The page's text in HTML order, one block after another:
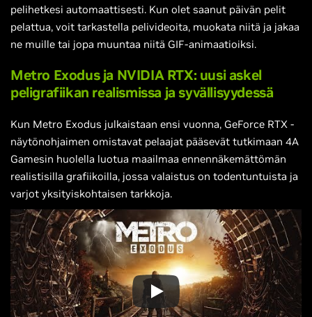
pelihetkesi automaattisesti. Kun olet saanut päivän pelit
pelattua, voit tarkastella pelivideoita, muokata niitä ja jakaa
ne muille tai jopa muuntaa niitä GIF-animaatioiksi.
Metro Exodus ja NVIDIA RTX: uusi askel
peligrafiikan realismissa ja syvällisyydessä
Kun Metro Exodus julkaistaan ensi vuonna, GeForce RTX -
näytönohjaimen omistavat pelaajat pääsevät tutkimaan 4A
Gamesin huolella luotua maailmaa ennennäkemättömän
realistisilla grafiikoilla, jossa valaistus on todentuntuista ja
varjot yksityiskohtaisen tarkkoja.